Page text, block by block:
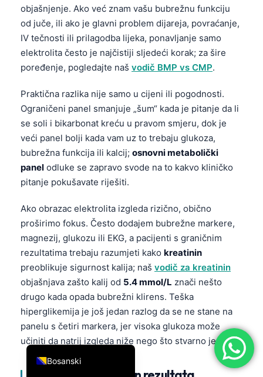
objašnjenje. Ako već znam vašu bubrežnu funkciju
od juče, ili ako je glavni problem dijareja, povraćanje,
IV tečnosti ili prilagodba lijeka, ponavljanje samo
elektrolita često je najčistiji sljedeći korak; za šire
poređenje, pogledajte naš vodič BMP vs CMP.
Praktična razlika nije samo u cijeni ili pogodnosti.
Ograničeni panel smanjuje „šum“ kada je pitanje da li
se soli i bikarbonat kreću u pravom smjeru, dok je
veći panel bolji kada vam uz to trebaju glukoza,
bubrežna funkcija ili kalcij; osnovni metabolički
panel odluke se zapravo svode na to kakvo kliničko
pitanje pokušavate riješiti.
Ako obrazac elektrolita izgleda rizično, obično
proširimo fokus. Često dodajem bubrežne markere,
magnezij, glukozu ili EKG, a pacijenti s graničnim
rezultatima trebaju razumjeti kako kreatinin
preoblikuje sigurnost kalija; naš vodič za kreatinin
objašnjava zašto kalij od 5.4 mmol/L znači nešto
drugo kada opada bubrežni klirens. Teška
hiperglikemija je još jedan razlog da se ne stane na
panelu s četiri markera, jer visoka glukoza može
učiniti da natrij izgleda niže nego što stvarno jeste.
Bosanski
English
Deutsch
العربية
Français
עִבְרִית
Italiano
Español
Português
Ελληνικά
Türkçe
Română
简体中文
فارسی
Български
Dansk
Nederlands
हिन्दी
Bahasa Indonesia